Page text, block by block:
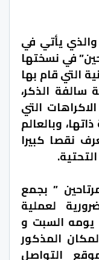
والذي يأتي في
في نسختها
التي قام بها
سالفة الذكر،
التي
وبالعالم
نقصا كبيرا
” بجمع
لعملية
يومه السبت و
04 و 05 أكتوبر 2015 بالمكان المذكور
التواصل